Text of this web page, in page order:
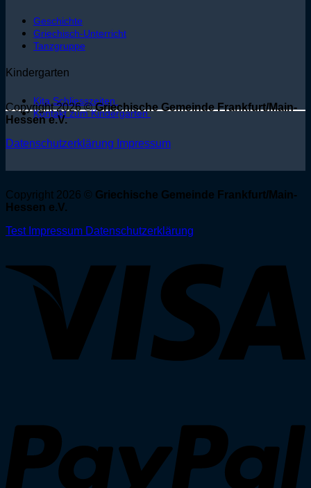
Geschichte
Griechisch-Unterricht
Tanzgruppe
Kindergarten
Kita Schliesszeiten
Kontakt zum Kindergarten
Copyright 2026 ©Griechische Gemeinde Frankfurt/Main-
Hessen e.V.
Datenschutzerklärung Impressum
Copyright 2026 © Griechische Gemeinde Frankfurt/Main-
Hessen e.V.
Test Impressum Datenschutzerklärung